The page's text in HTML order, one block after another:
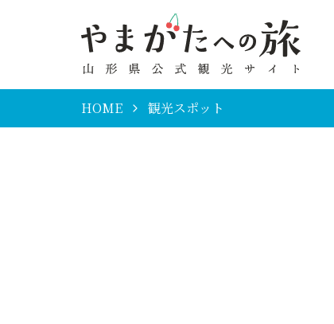
HOME 観光スポット